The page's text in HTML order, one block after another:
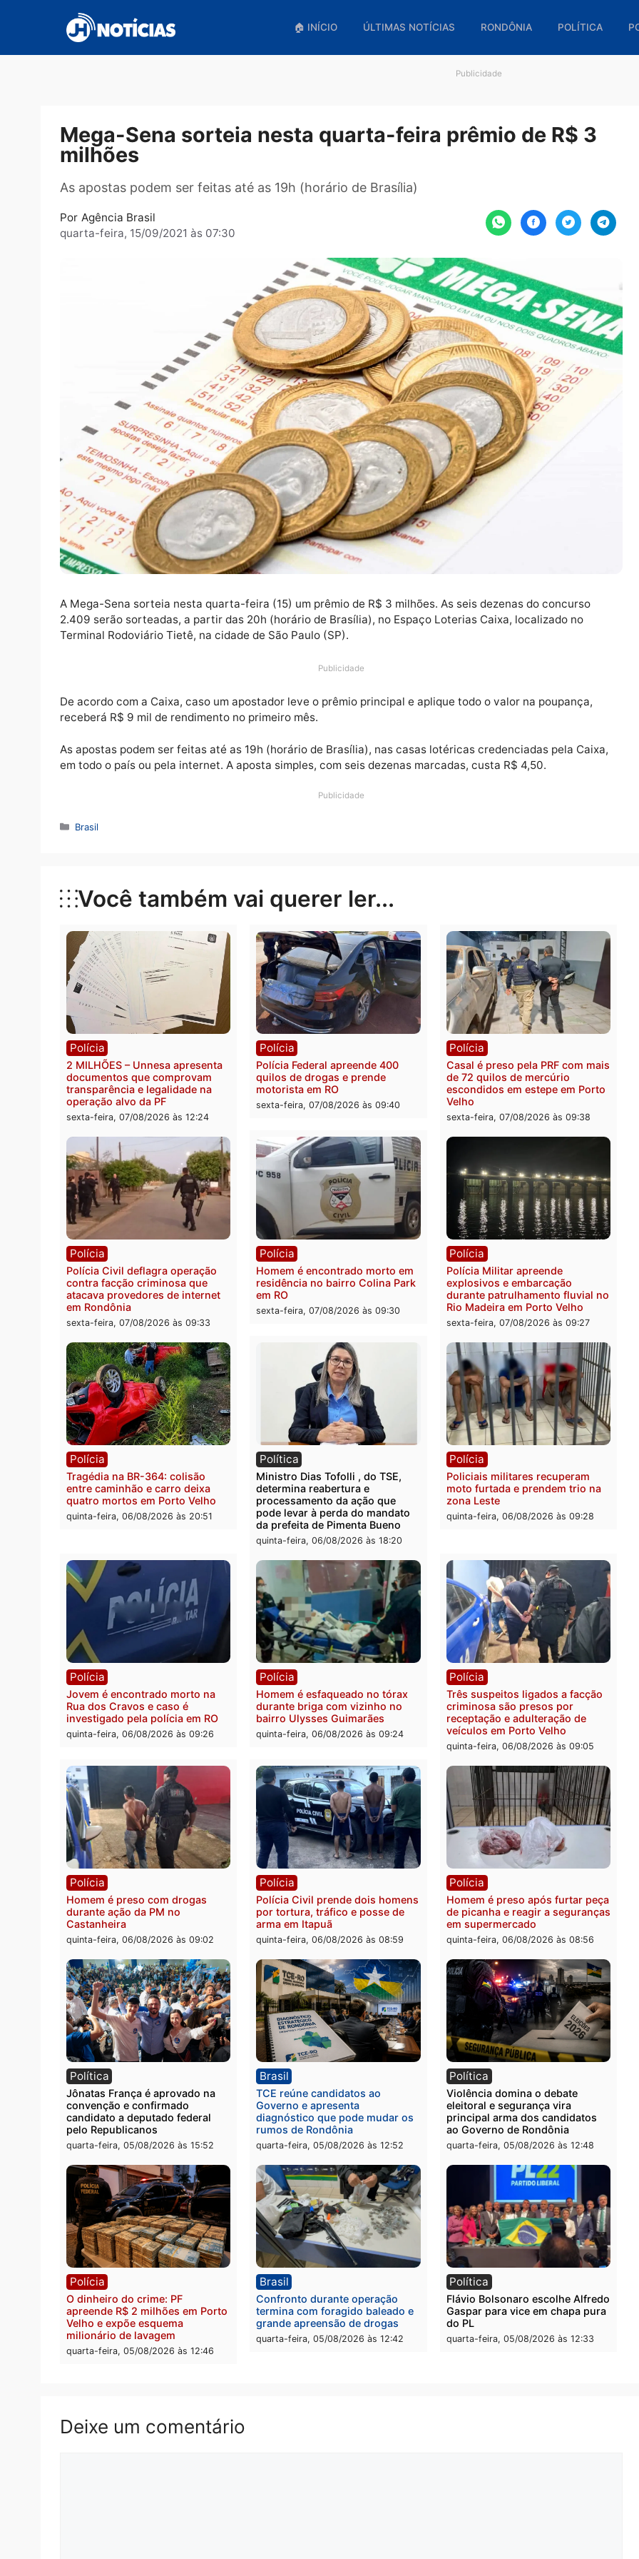
conteúdo
🏠 INÍCIO ÚLTIMAS NOTÍCIAS RONDÔNIA
Mega-Sena sorteia nesta quarta-feira prêmio de R$
milhões
Por Agência Brasil
A Mega-Sena sorteia nesta quarta-feira (15) um prêmio de R$ 3 milhões. As seis dezenas do
Terminal Rodoviário Tietê, na cidade de São Paulo (SP).
Publicidade
receberá R$ 9 mil de rendimento no primeiro mês.
As apostas podem ser feitas até as 19h (horário de Brasília), nas casas lotéricas credenciadas pela
Você também vai querer ler...
Polícia
2 MILHÕES – Unnesa apresenta
documentos que comprovam
transparência e legalidade na
operação alvo da PF
sexta-feira, 07/08/2026 às 12:24
Polícia
Polícia Federal apreende 400
quilos de drogas e prende
motorista em RO
sexta-feira, 07/08/2026 às 09:40
Polícia
Casal é preso pela PRF
de 72 quilos de mercúrio
escondidos em estepe em
Velho
sexta-feira, 07/08/2026 às
Polícia
Polícia Civil deflagra operação
contra facção criminosa que
atacava provedores de internet
em Rondônia
sexta-feira, 07/08/2026 às 09:33
Polícia
Homem é encontrado morto em
residência no bairro Colina Park
em RO
sexta-feira, 07/08/2026 às 09:30
Polícia
Polícia Militar apreende
explosivos e embarcação
durante patrulhamento
Polícia
Tragédia na BR-364: colisão
entre caminhão e carro deixa
quatro mortos em Porto Velho
quinta-feira, 06/08/2026 às 20:51
Política
Ministro Dias Tofolli , do TSE,
determina reabertura e
processamento da ação que
pode levar à perda do mandato
da prefeita de Pimenta Bueno
quinta-feira, 06/08/2026 às 18:20
Polícia
Policiais militares
moto furtada e prendem
zona Leste
Polícia
Jovem é encontrado morto na
Rua dos Cravos e caso é
investigado pela polícia em RO
quinta-feira, 06/08/2026 às 09:26
Polícia
Homem é esfaqueado no tórax
durante briga com vizinho no
bairro Ulysses Guimarães
quinta-feira, 06/08/2026 às 09:24
Polícia
criminosa são presos por
receptação e adulteração
veículos em Porto Velho
quinta-feira, 06/08/2026 às
Polícia
Homem é preso com drogas
durante ação da PM no
Castanheira
Polícia
Polícia Civil prende dois homens
por tortura, tráfico e posse de
arma em Itapuã
Polícia
Homem é preso após
de picanha e reagir a
em supermercado
Política
Jônatas França é aprovado na
convenção e confirmado
candidato a deputado federal
Brasil
TCE reúne candidatos ao
Governo e apresenta
Política
eleitoral e segurança vira